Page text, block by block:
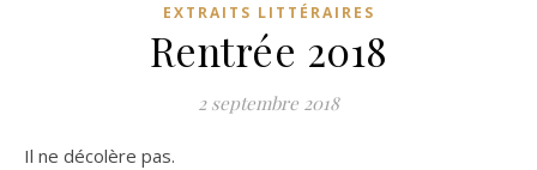
EXTRAITS LITTÉRAIRES
Rentrée 2018
2 septembre 2018
Il ne décolère pas.